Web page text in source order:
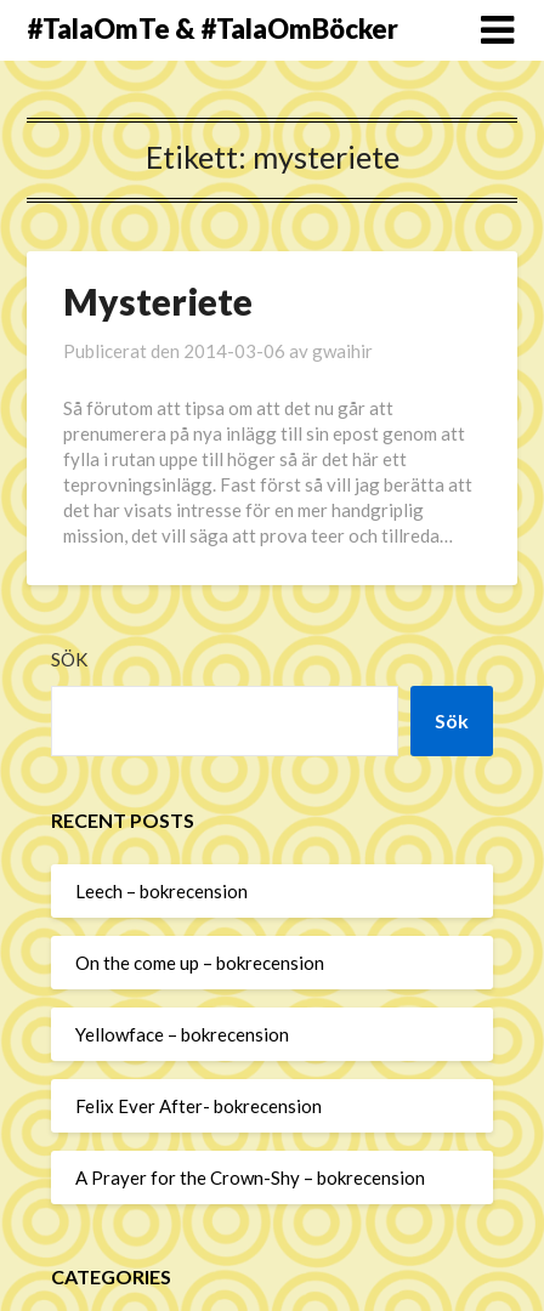
#TalaOmTe & #TalaOmBöcker
Etikett:mysteriete
Mysteriete
Publicerat den 2014-03-06 av gwaihir
Så förutom att tipsa om att det nu går att
prenumerera på nya inlägg till sin epost genom att
fylla i rutan uppe till höger så är det här ett
teprovningsinlägg. Fast först så vill jag berätta att
det har visats intresse för en mer handgriplig
mission, det vill säga att prova teer och tillreda…
SÖK
Sök
RECENT POSTS
Leech – bokrecension
On the come up – bokrecension
Yellowface – bokrecension
Felix Ever After- bokrecension
A Prayer for the Crown-Shy – bokrecension
CATEGORIES